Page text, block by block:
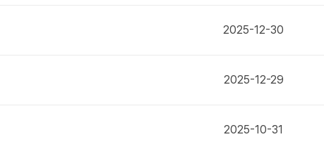
2025-12-30
2025-12-29
2025-10-31